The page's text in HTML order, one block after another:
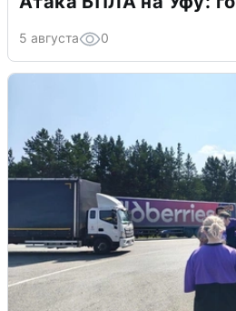
5 августа 0